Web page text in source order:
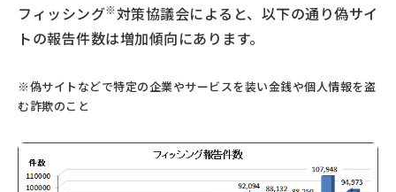
フィッシング※対策協議会によると、以下の通り偽サイ
トの報告件数は増加傾向にあります。
※偽サイトなどで特定の企業やサービスを装い金銭や個人情報を盗
む詐欺のこと